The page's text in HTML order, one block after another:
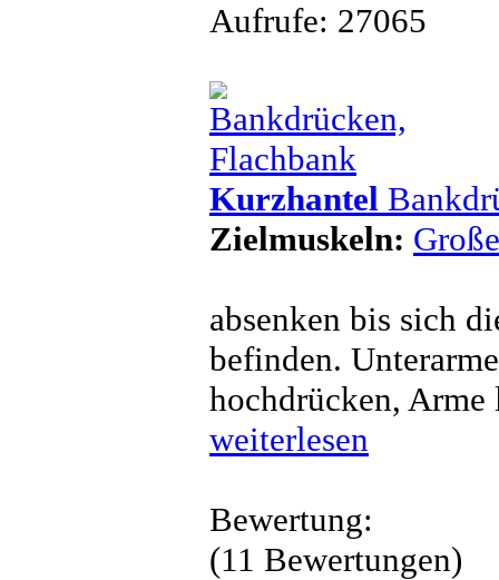
Aufrufe: 27065
Kurzhantel
Zielmuskeln:
absenken bis sich
befinden.
hochdrücken, Arme
weiterlesen
Bewertung:
(11 Bewertungen)